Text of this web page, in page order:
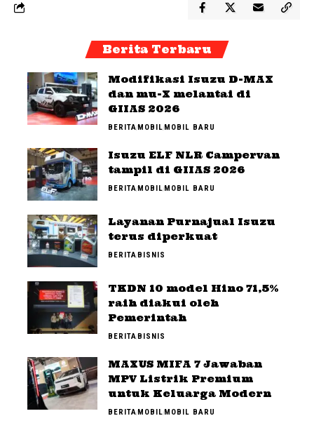
Berita Terbaru
Modifikasi Isuzu D-MAX
dan mu-X melantai di
GIIAS 2026
BERITAMOBIL MOBIL BARU
Isuzu ELF NLR Campervan
tampil di GIIAS 2026
BERITAMOBIL MOBIL BARU
Layanan Purnajual Isuzu
terus diperkuat
BERITABISNIS
TKDN 10 model Hino 71,5%
raih diakui oleh
Pemerintah
BERITABISNIS
MAXUS MIFA 7 Jawaban
MPV Listrik Premium
untuk Keluarga Modern
BERITAMOBIL MOBIL BARU